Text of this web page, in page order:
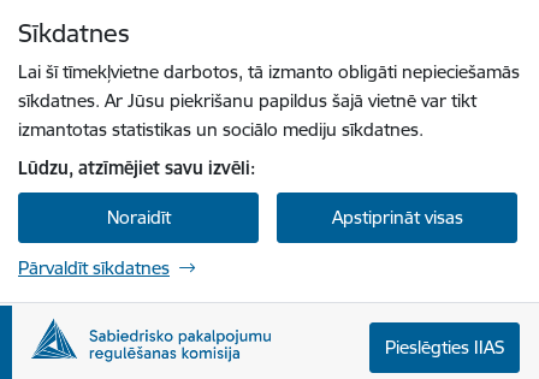
Sīkdatnes
Lai šī tīmekļvietne darbotos, tā izmanto obligāti nepieciešamās
sīkdatnes. Ar Jūsu piekrišanu papildus šajā vietnē var tikt
izmantotas statistikas un sociālo mediju sīkdatnes.
Lūdzu, atzīmējiet savu izvēli:
Noraidīt Apstiprināt visas
Pārvaldīt sīkdatnes
Pieslēgties IIAS